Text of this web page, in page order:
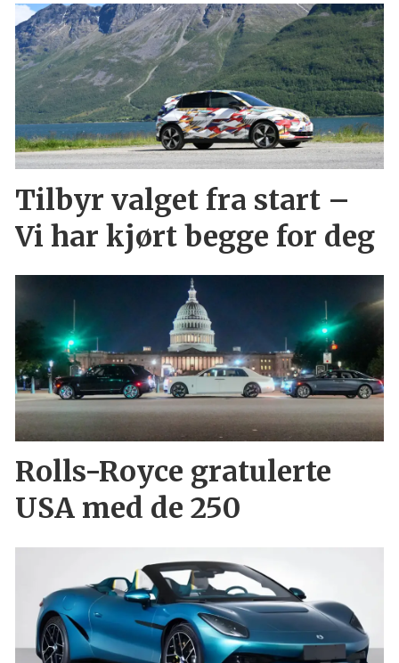
Tilbyr valget fra start –
Vi har kjørt begge for deg
Rolls-Royce gratulerte
USA med de 250